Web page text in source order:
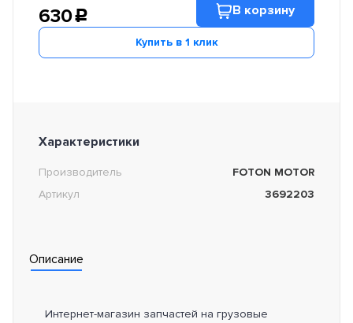
630c В корзину
Купить в 1 клик
Характеристики
Производитель
FOTON MOTOR
Артикул
3692203
Описание
Интернет-магазин запчастей на грузовые